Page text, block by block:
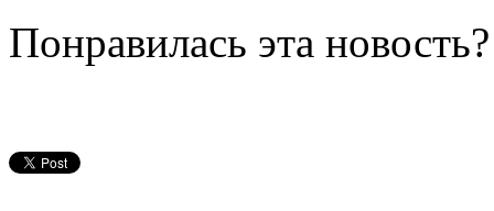
Понравилась эта